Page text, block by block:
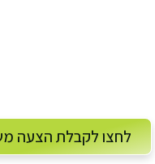
לחצו לקבלת הצעה